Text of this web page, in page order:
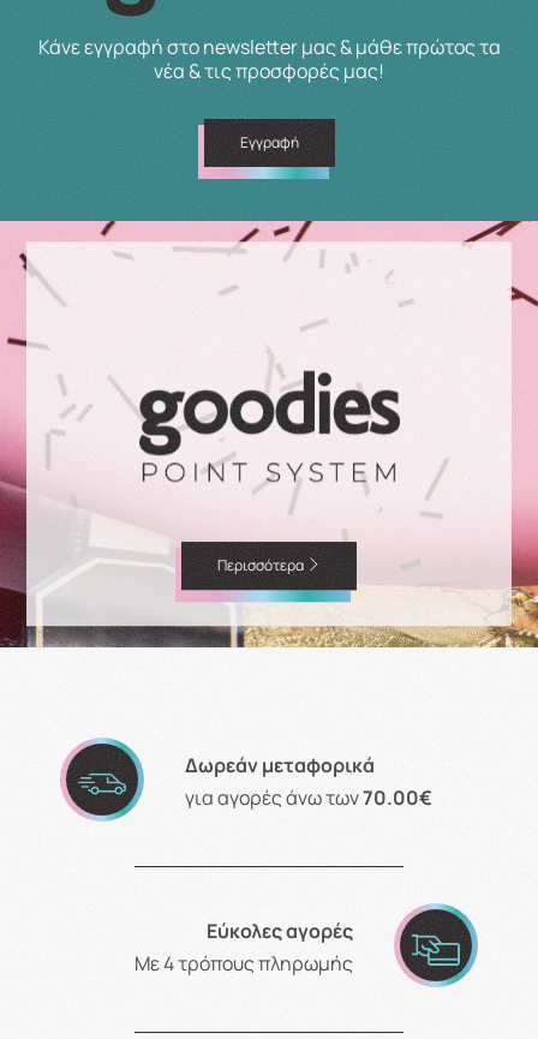
Κάνε εγγραφή στο newsletter μας & μάθε πρώτος τα
νέα & τις προσφορές μας!
Εγγραφή
Περισσότερα
Δωρεάν μεταφορικά
για αγορές άνω των70.00€
Εύκολες αγορές
Με 4 τρόπους πληρωμής